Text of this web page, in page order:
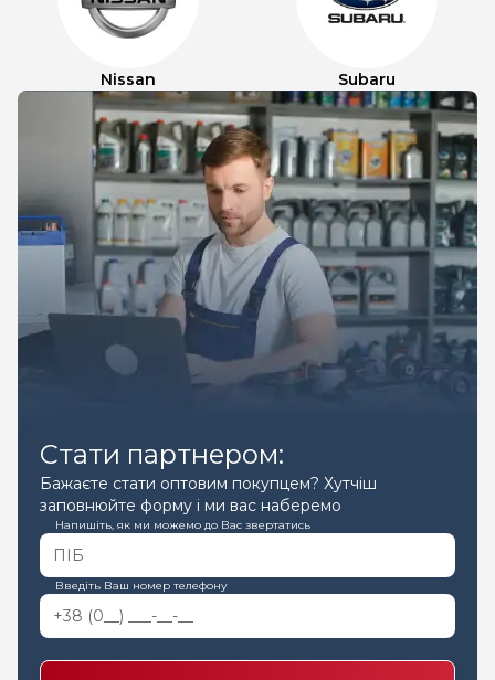
Nissan Subaru
Стати партнером:
Бажаєте стати оптовим покупцем? Хутчіш
заповнюйте форму і ми вас наберемо
Напишіть, як ми можемо до Вас звертатись
Введіть Ваш номер телефону